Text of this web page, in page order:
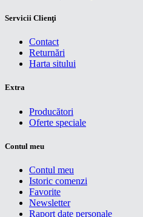
Servicii Clienţi
Contact
Returnări
Harta sitului
Extra
Producători
Oferte speciale
Contul meu
Contul meu
Istoric comenzi
Favorite
Newsletter
Raport date personale